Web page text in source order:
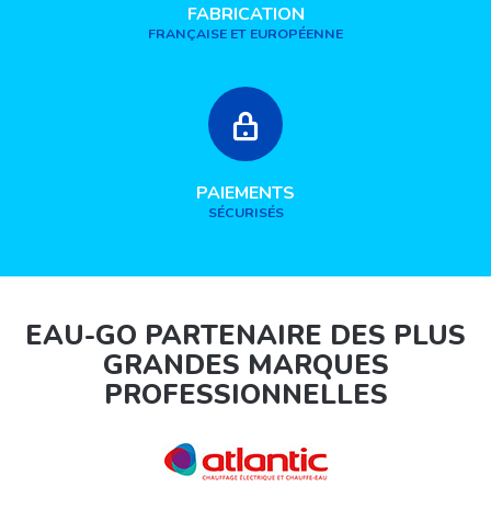
FABRICATION
FRANÇAISE ET EUROPÉENNE
PAIEMENTS
SÉCURISÉS
EAU-GO PARTENAIRE DES PLUS
GRANDES MARQUES
PROFESSIONNELLES